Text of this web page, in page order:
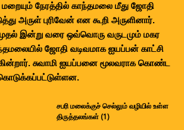
நேரத்தில் காந்தமலை மீது ஜோதி
அருள் புரிவேன் என கூறி அருளினார்.
இன்று வரை ஒவ்வொரு வருடமும் மகர
ஜோதி வடிவமாக ஐயப்பன் காட்சி
சுவாமி ஐயப்பனை மூலவராக கொண்ட
சபரி மலைக்குச் செல்லும் வழியில் உள்ள
திருத்தலங்கள் (1)